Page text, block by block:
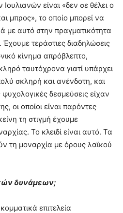
είναι «δεν σε θέλει ο
μπρος», το οποίο μπορεί να
με αυτό στην πραγματικότητα
Έχουμε τεράστιες διαδηλώσεις
κίνημα απρόβλεπτο,
ταυτόχρονα γιατί υπάρχει
σκληρή και ανένδοτη, και
δεσμεύσεις είχαν
οι οποίοι είναι παρόντες
τη στιγμή έχουμε
Το κλειδί είναι αυτό. Τα
τη μοναρχία με όρους λαϊκού
δυνάμεων;
επιτελεία